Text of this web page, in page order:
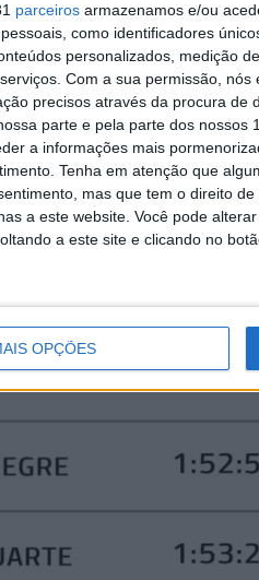
parceiros armazenamos e/ou
como identificadores
personalizados, medição
Com a sua permissão, nós
precisos através da procura de
parte e pela parte dos nossos
a informações mais
Tenha em atenção que
mas que tem o direito
a este website. Você pode
a este site e clicando no
OPÇÕES